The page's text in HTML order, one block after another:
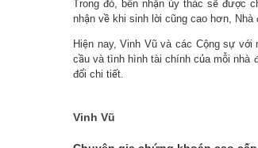
Trong đó, bên nhận ủy thác sẽ được
nhận về khi sinh lời cũng cao hơn,
Hiện nay, Vinh Vũ và các Cộng sự
cầu và tình hình tài chính của mỗi nhà
đổi chi tiết.
Vinh Vũ